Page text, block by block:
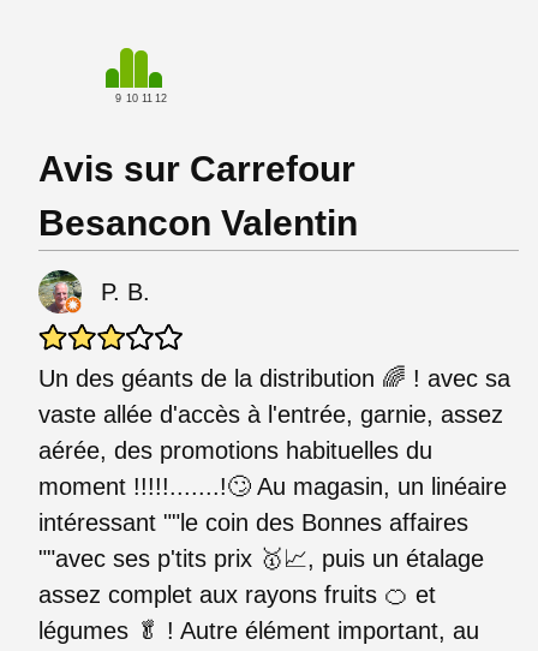
9 10 11 12
Avis sur Carrefour
Besancon Valentin
P. B.
Un des géants de la distribution 🌈 ! avec sa
vaste allée d'accès à l'entrée, garnie, assez
aérée, des promotions habituelles du
moment !!!!!.......!🙄 Au magasin, un linéaire
intéressant ""le coin des Bonnes affaires
""avec ses p'tits prix 🥇📈, puis un étalage
assez complet aux rayons fruits 🍊 et
légumes 🥬 ! Autre élément important, au